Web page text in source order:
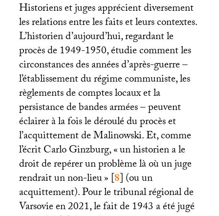
Historiens et juges apprécient diversement
les relations entre les faits et leurs contextes.
L’historien d’aujourd’hui, regardant le
procès de 1949-1950, étudie comment les
circonstances des années d’après-guerre –
l’établissement du régime communiste, les
règlements de comptes locaux et la
persistance de bandes armées – peuvent
éclairer à la fois le déroulé du procès et
l’acquittement de Malinowski. Et, comme
l’écrit Carlo Ginzburg, «un historien a le
droit de repérer un problème là où un juge
rendrait un non-lieu»[8](ou un
acquittement). Pour le tribunal régional de
Varsovie en 2021, le fait de 1943 a été jugé